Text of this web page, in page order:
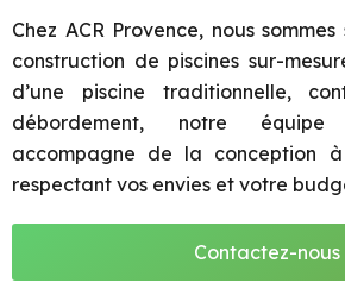
Chez ACR Provence, nous
construction de piscines sur-
d’une piscine traditionnelle,
débordement, notre équipe
accompagne de la conception
respectant vos envies et votre
Contactez-nous